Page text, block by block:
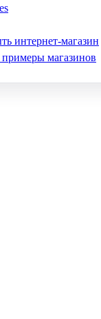
интернет-магазин
магазинов